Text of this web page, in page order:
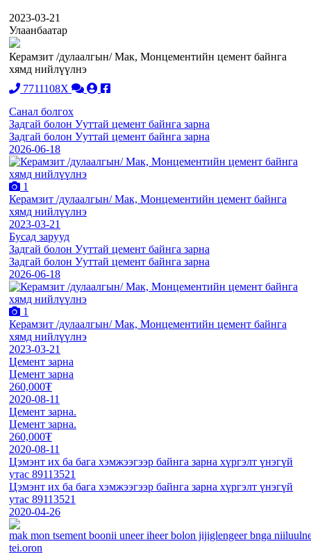
2023-03-21
Улаанбаатар
Керамзит /дулаалгын/ Мак, Монцементийн цемент байнга
хямд нийлүүлнэ
7711108X
Санал болгох
Задгай болон Ууттай цемент байнга зарна
Задгай болон Ууттай цемент байнга зарна
2026-06-18
1
Керамзит /дулаалгын/ Мак, Монцементийн цемент байнга
хямд нийлүүлнэ
2023-03-21
Бусад зарууд
Задгай болон Ууттай цемент байнга зарна
Задгай болон Ууттай цемент байнга зарна
2026-06-18
1
Керамзит /дулаалгын/ Мак, Монцементийн цемент байнга
хямд нийлүүлнэ
2023-03-21
Цемент зарна
Цемент зарна
260,000₮
2020-08-11
Цемент зарна.
Цемент зарна.
260,000₮
2020-08-11
Цэмэнт их ба бага хэмжээгээр байнга зарна хүргэлт үнэгүй
утас 89113521
Цэмэнт их ба бага хэмжээгээр байнга зарна хүргэлт үнэгүй
утас 89113521
2020-04-26